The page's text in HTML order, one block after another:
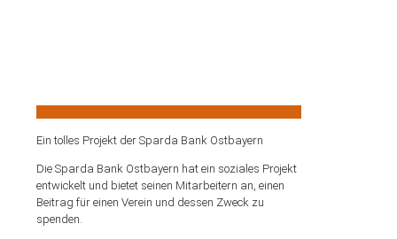
Ein tolles Projekt der Sparda Bank Ostbayern
Die Sparda Bank Ostbayern hat ein soziales Projekt
entwickelt und bietet seinen Mitarbeitern an, einen
Beitrag für einen Verein und dessen Zweck zu
spenden.